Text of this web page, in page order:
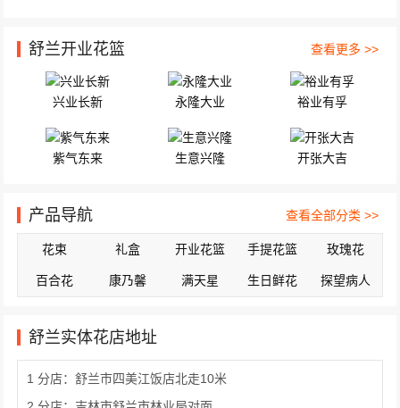
舒兰开业花篮 查看更多 >>
兴业长新 永隆大业 裕业有孚
紫气东来 生意兴隆 开张大吉
产品导航 查看全部分类 >>
花束 礼盒 开业花篮 手提花篮 玫瑰花
百合花 康乃馨 满天星 生日鲜花 探望病人
舒兰实体花店地址
1 分店：舒兰市四美江饭店北走10米